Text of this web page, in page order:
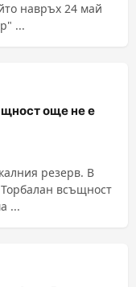
навръх 24 май
...
още не е
резерв. В
всъщност
...